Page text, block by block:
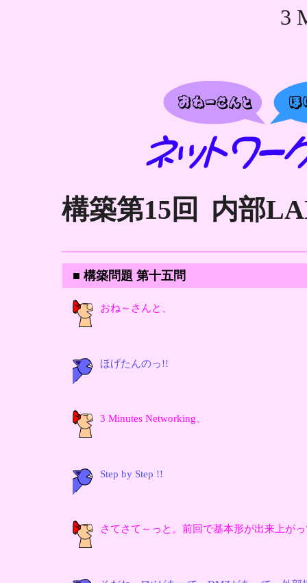
3
構築第15回 内部
■ 構築問題 第十五問
おね～さんと、
ほげたんのっ!!
3 Minutes Networking、
Step by Step !!
さてさて～っと。前回で基本形が出来上が